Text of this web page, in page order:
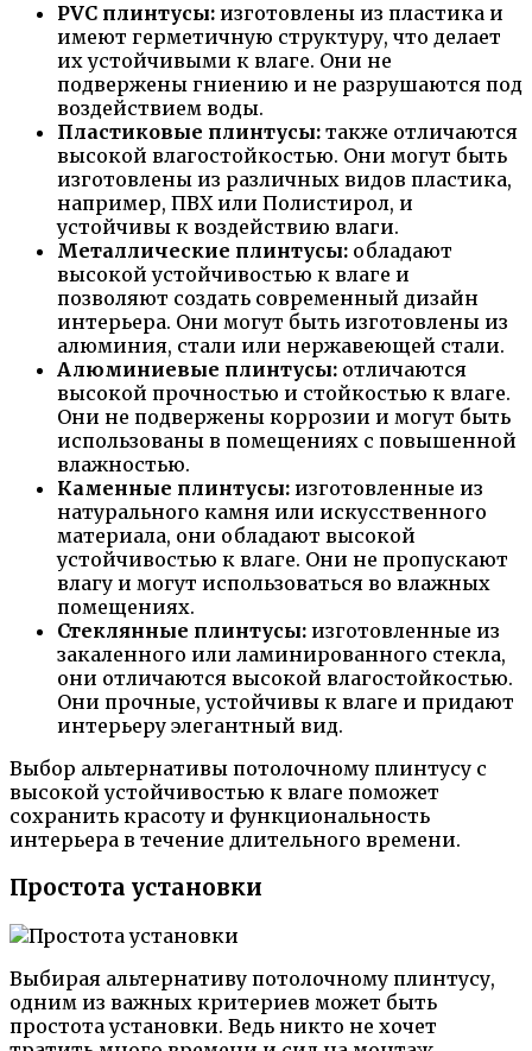
PVC плинтусы: изготовлены из пластика и
имеют герметичную структуру, что делает
их устойчивыми к влаге. Они не
подвержены гниению и не разрушаются под
воздействием воды.
Пластиковые плинтусы: также отличаются
высокой влагостойкостью. Они могут быть
изготовлены из различных видов пластика,
например, ПВХ или Полистирол, и
устойчивы к воздействию влаги.
Металлические плинтусы: обладают
высокой устойчивостью к влаге и
позволяют создать современный дизайн
интерьера. Они могут быть изготовлены из
алюминия, стали или нержавеющей стали.
Алюминиевые плинтусы: отличаются
высокой прочностью и стойкостью к влаге.
Они не подвержены коррозии и могут быть
использованы в помещениях с повышенной
влажностью.
Каменные плинтусы: изготовленные из
натурального камня или искусственного
материала, они обладают высокой
устойчивостью к влаге. Они не пропускают
влагу и могут использоваться во влажных
помещениях.
Стеклянные плинтусы: изготовленные из
закаленного или ламинированного стекла,
они отличаются высокой влагостойкостью.
Они прочные, устойчивы к влаге и придают
интерьеру элегантный вид.
Выбор альтернативы потолочному плинтусу с
высокой устойчивостью к влаге поможет
сохранить красоту и функциональность
интерьера в течение длительного времени.
Простота установки
Выбирая альтернативу потолочному плинтусу,
одним из важных критериев может быть
простота установки. Ведь никто не хочет